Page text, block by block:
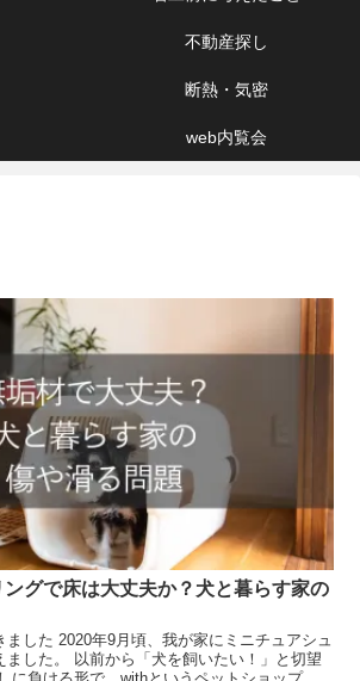
不動産探し
断熱・気密
web内覧会
グで床は大丈夫か？犬と暮らす家の
した 2020年9月頃、我が家にミニチュアシュ
ました。 以前から「犬を飼いたい！」と切望